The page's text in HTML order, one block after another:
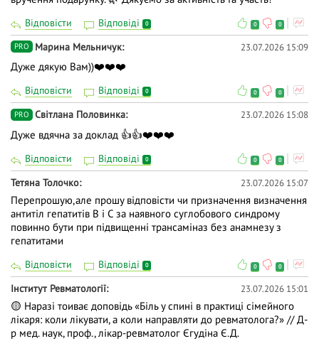
Відповісти Відповіді 0 0 0
PRO Марина Мельничук 23.07.2026 15:09
Дуже дякую Вам))❤️❤️❤️
Відповісти Відповіді 0 0 0
PRO Світлана Половинка 23.07.2026 15:08
Дуже вдячна за доклад 👍👍❤️❤️❤️
Відповісти Відповіді 0 0 0
Тетяна Толочко 23.07.2026 15:07
Перепрошую,але прошу відповісти чи призначення визначення
антитіл гепатитів В і С за наявного суглобового синдрому
повинно бути при підвищенні трансаміназ без анамнезу з
гепатитами
Відповісти Відповіді 0 0 0
Iнститут Ревматології 23.07.2026 15:01
🟡 Наразі тоиває доповідь «Біль у спині в практиці сімейного
лікаря: коли лікувати, а коли направляти до ревматолога?» // Д-
р мед. наук, проф., лікар-ревматолог Єгудіна Є.Д.